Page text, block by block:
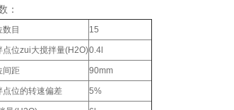
：
目 15
点位zui大搅拌量(H2O)0.4l
间距 90mm
点位的转速偏差 5%